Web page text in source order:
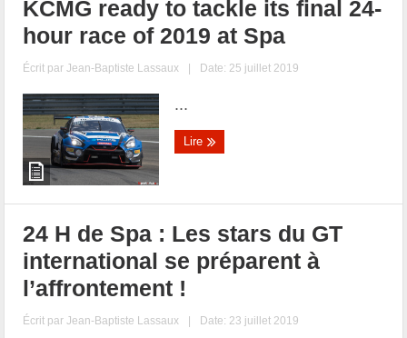
KCMG ready to tackle its final 24-
hour race of 2019 at Spa
Écrit parJean-Baptiste Lassaux | Date: 25 juillet 2019
...
Lire
24 H de Spa : Les stars du GT
international se préparent à
l’affrontement !
Écrit parJean-Baptiste Lassaux | Date: 23 juillet 2019